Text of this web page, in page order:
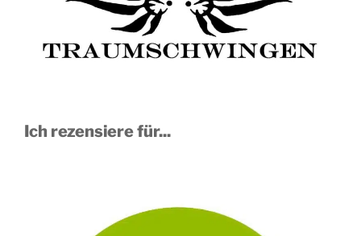
Ich rezensiere für...